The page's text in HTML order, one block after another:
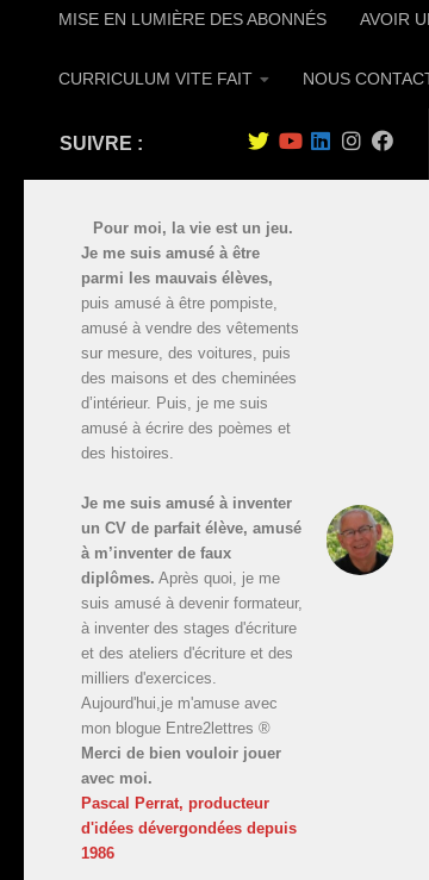
MISE EN LUMIÈRE DES ABONNÉS AVOIR
CURRICULUM VITE FAIT NOUS
SUIVRE :
Pour moi, la vie est un jeu.
Je me suis amusé à être
parmi les mauvais élèves,
puis amusé à être pompiste,
amusé à vendre des vêtements
sur mesure, des voitures, puis
des maisons et des cheminées
d’intérieur. Puis, je me suis
amusé à écrire des poèmes et
des histoires.
Je me suis amusé à inventer
un CV de parfait élève, amusé
à m’inventer de faux
diplômes. Après quoi, je me
suis amusé à devenir formateur,
à inventer des stages d'écriture
et des ateliers d'écriture et des
milliers d'exercices.
Aujourd'hui,je m'amuse avec
mon blogue Entre2lettres ®
Merci de bien vouloir jouer
avec moi.
Pascal Perrat, producteur
d'idées dévergondées depuis
1986